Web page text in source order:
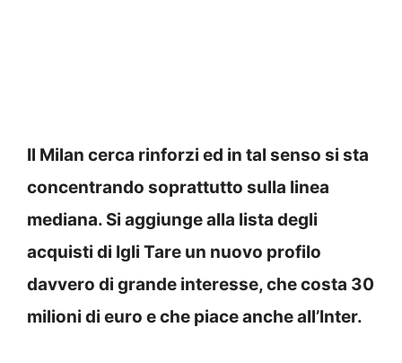
Il Milan cerca rinforzi ed in tal senso si sta
concentrando soprattutto sulla linea
mediana. Si aggiunge alla lista degli
acquisti di Igli Tare un nuovo profilo
davvero di grande interesse, che costa 30
milioni di euro e che piace anche all’Inter.